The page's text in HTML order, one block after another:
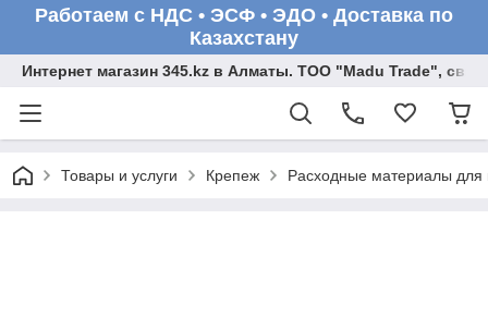
Работаем с НДС • ЭСФ • ЭДО • Доставка по
Казахстану
Интернет магазин 345.kz в Алматы. ТОО "Madu Trade",
Товары и услуги Крепеж Расходные материалы для